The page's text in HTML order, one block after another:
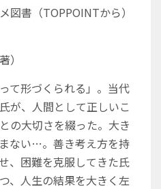
図書（TOPPOINTから）
て形づくられる」。当代
が、人間として正しいこ
の大切さを綴った。大き
ない…。善き考え方を持
、困難を克服してきた氏
、人生の結果を大きく左